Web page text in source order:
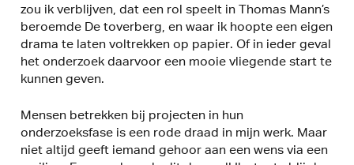
zou ik verblijven, dat een rol speelt in Thomas Mann’s
beroemde De toverberg, en waar ik hoopte een eigen
drama te laten voltrekken op papier. Of in ieder geval
het onderzoek daarvoor een mooie vliegende start te
kunnen geven.
Mensen betrekken bij projecten in hun
onderzoeksfase is een rode draad in mijn werk. Maar
niet altijd geeft iemand gehoor aan een wens via een